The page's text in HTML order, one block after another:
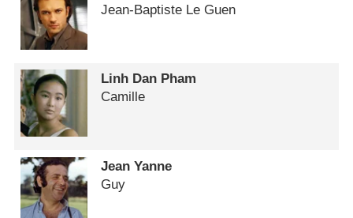
Jean-Baptiste Le Guen
Linh Dan Pham
Camille
Jean Yanne
Guy